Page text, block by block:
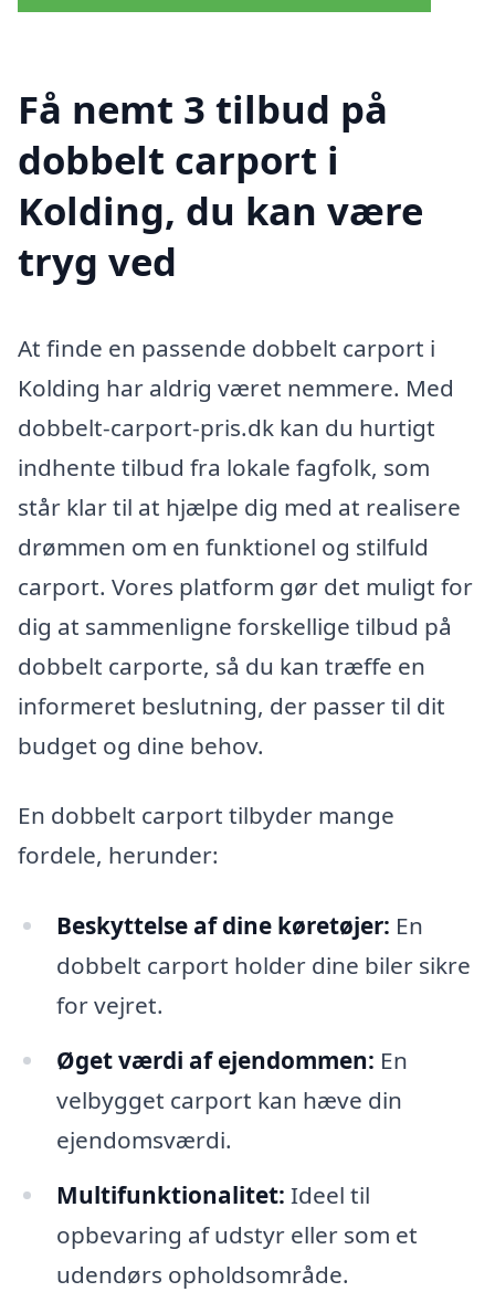
Få nemt 3 tilbud på
dobbelt carport i
Kolding, du kan være
tryg ved
At finde en passende dobbelt carport i
Kolding har aldrig været nemmere. Med
dobbelt-carport-pris.dk kan du hurtigt
indhente tilbud fra lokale fagfolk, som
står klar til at hjælpe dig med at realisere
drømmen om en funktionel og stilfuld
carport. Vores platform gør det muligt for
dig at sammenligne forskellige tilbud på
dobbelt carporte, så du kan træffe en
informeret beslutning, der passer til dit
budget og dine behov.
En dobbelt carport tilbyder mange
fordele, herunder:
Beskyttelse af dine køretøjer: En
dobbelt carport holder dine biler sikre
for vejret.
Øget værdi af ejendommen: En
velbygget carport kan hæve din
ejendomsværdi.
Multifunktionalitet: Ideel til
opbevaring af udstyr eller som et
udendørs opholdsområde.